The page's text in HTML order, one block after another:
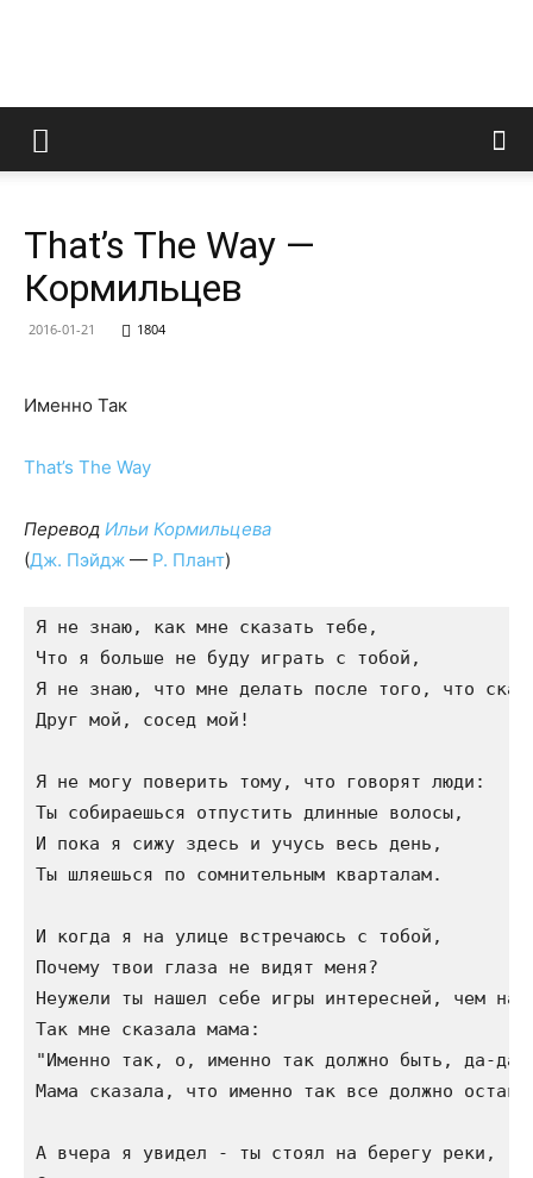
LedZeppelin.Ru
That’s The Way —
Кормильцев
2016-01-21 1804
Именно Так
That’s The Way
Перевод Ильи Кормильцева
(Дж. Пэйдж — Р. Плант)
Я не знаю, как мне сказать тебе,
Что я больше не буду играть с тобой,
Я не знаю, что мне делать после того, что
Друг мой, сосед мой!
Я не могу поверить тому, что говорят люди:
Ты собираешься отпустить длинные волосы,
И пока я сижу здесь и учусь весь день,
Ты шляешься по сомнительным кварталам.
И когда я на улице встречаюсь с тобой,
Почему твои глаза не видят меня?
Неужели ты нашел себе игры интересней, чем
Так мне сказала мама:
"Именно так, о, именно так должно быть, да-
Мама сказала, что именно так все должно
А вчера я увидел - ты стоял на берегу реки,